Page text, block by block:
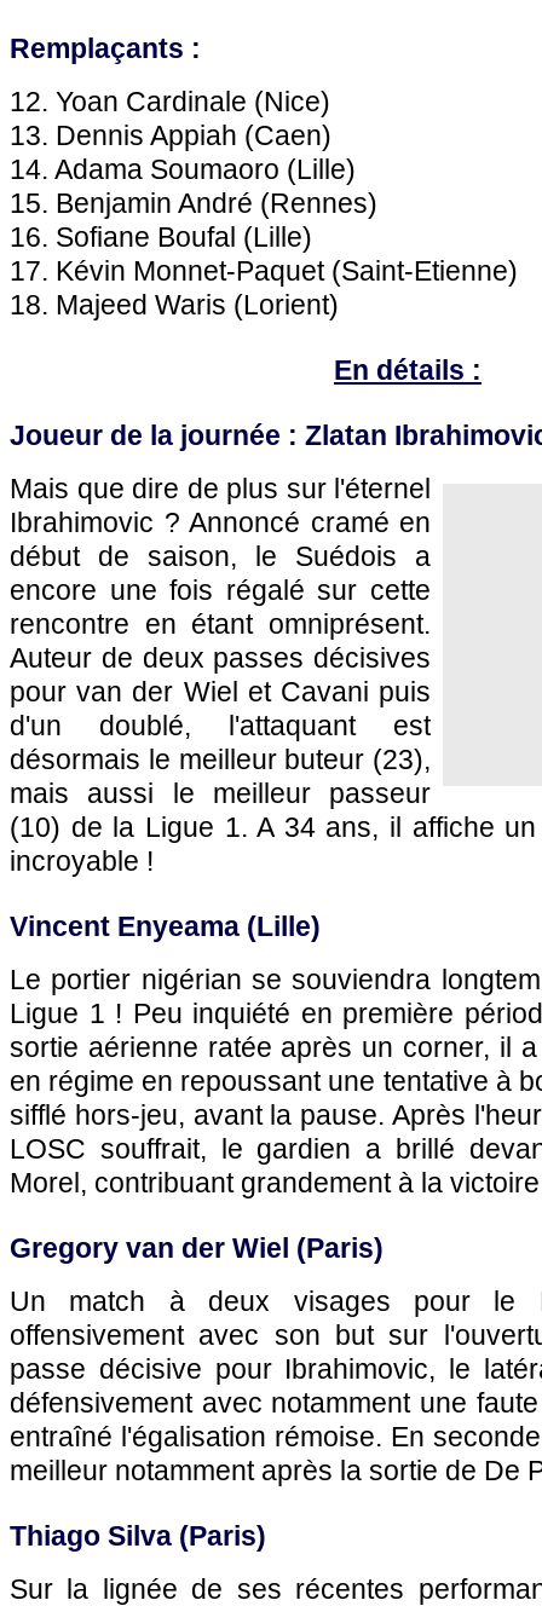
Remplaçants :
12. Yoan Cardinale (Nice)
13. Dennis Appiah (Caen)
14. Adama Soumaoro (Lille)
15. Benjamin André (Rennes)
16. Sofiane Boufal (Lille)
17. Kévin Monnet-Paquet (Saint-Etienne)
18. Majeed Waris (Lorient)
En détails :
Joueur de la journée : Zlatan
Mais que dire de plus sur l'éternel
Ibrahimovic ? Annoncé cramé en
début de saison, le Suédois a
encore une fois régalé sur cette
rencontre en étant omniprésent.
Auteur de deux passes décisives
pour van der Wiel et Cavani puis
d'un doublé, l'attaquant est
désormais le meilleur buteur (23),
mais aussi le meilleur passeur
(10) de la Ligue 1. A 34 ans, il affiche
incroyable !
Vincent Enyeama (Lille)
Le portier nigérian se souviendra
Ligue 1 ! Peu inquiété en première
sortie aérienne ratée après un corner, il
en régime en repoussant une tentative à
sifflé hors-jeu, avant la pause. Après
LOSC souffrait, le gardien a brillé
Morel, contribuant grandement à la
Gregory van der Wiel (Paris)
Un match à deux visages pour le
offensivement avec son but sur
passe décisive pour Ibrahimovic, le
défensivement avec notamment une
entraîné l'égalisation rémoise. En
meilleur notamment après la sortie de De
Thiago Silva (Paris)
Sur la lignée de ses récentes